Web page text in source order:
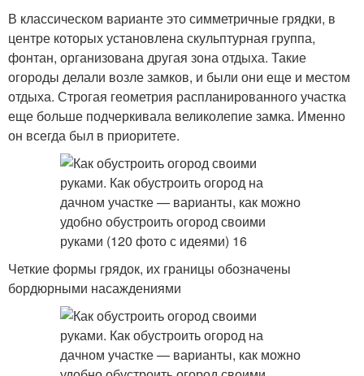
В классическом варианте это симметричные грядки, в
центре которых установлена скульптурная группа,
фонтан, организована другая зона отдыха. Такие
огороды делали возле замков, и были они еще и местом
отдыха. Строгая геометрия распланированного участка
еще больше подчеркивала великолепие замка. Именно
он всегда был в приоритете.
Четкие формы грядок, их границы обозначены
бордюрными насаждениями